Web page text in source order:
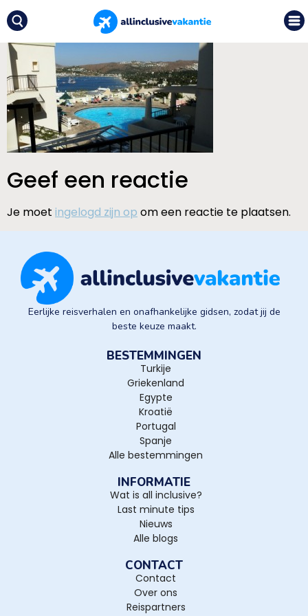
Geef een reactie
Je moet ingelogd zijn op om een reactie te plaatsen.
Eerlijke reisverhalen en onafhankelijke gidsen, zodat jij de
beste keuze maakt.
BESTEMMINGEN
Turkije
Griekenland
Egypte
Kroatië
Portugal
Spanje
Alle bestemmingen
INFORMATIE
Wat is all inclusive?
Last minute tips
Nieuws
Alle blogs
CONTACT
Contact
Over ons
Reispartners